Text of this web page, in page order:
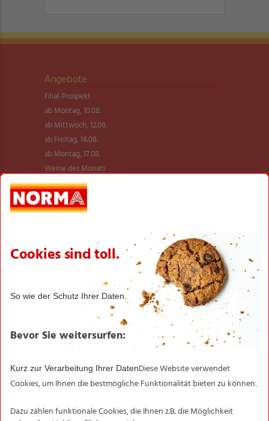
Angebote
Filial-Prospekt
ab Montag, 10.08.
ab Mittwoch, 12.08.
ab Freitag, 14.08.
ab Montag, 17.08.
Weine des Monats
Billiger ab 10.08.
Billiger ab 17.08.
NEU im Sortiment
Transparente Fischerei
NORMA Qualität im Test
BIO SONNE
Newsletter ✉
Informationen
Transparente Fischerei